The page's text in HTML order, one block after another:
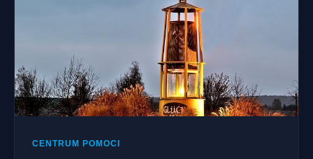
CENTRUM POMOCI